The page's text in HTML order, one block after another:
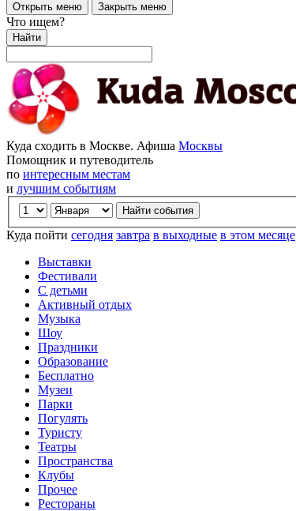
Открыть меню Закрыть меню
Что ищем?
Найти
Куда сходить в Москве. Афиша Москвы
Помощник и путеводитель
по интересным местам
и лучшим событиям
Куда пойти сегодня завтра в выходные в этом месяце
Выставки
Фестивали
С детьми
Активный отдых
Музыка
Шоу
Праздники
Образование
Бесплатно
Музеи
Парки
Погулять
Туристу
Театры
Пространства
Клубы
Прочее
Рестораны